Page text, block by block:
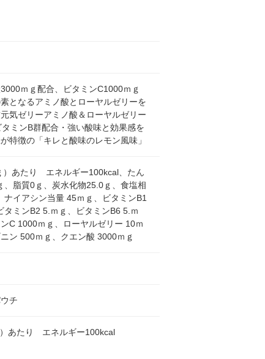
3000ｍｇ配合、ビタミンC1000ｍｇ
となるアミノ酸とローヤルゼリーを
気ゼリーアミノ酸＆ローヤルゼリー
ミンB群配合・強い酸味と効果感を
特徴の「キレと酸味のレモン風味」
）あたり エネルギー100kcal、たん
、脂質0ｇ、炭水化物25.0ｇ、食塩相
ナイアシン当量 45ｍｇ、ビタミンB1
タミンB2 5.ｍｇ、ビタミンB6 5.ｍ
ンC 1000ｍｇ、ローヤルゼリー 10ｍ
ン 500ｍｇ、クエン酸 3000ｍｇ
チ
あたり エネルギー100kcal